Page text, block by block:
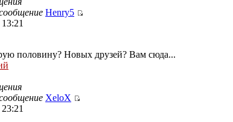
Henry5
половину? Новых друзей? Вам сюда...
XeloX